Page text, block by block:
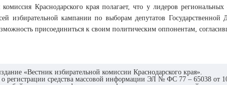
комиссия Краснодарского края полагает, что у лидеров
избирательной кампании по выборам депутатов
присоединиться к своим политическим оппонентам,
«Вестник избирательной комиссии Краснодарского края».
о регистрации средства массовой информации ЭЛ № ФС 77 – 65038 от